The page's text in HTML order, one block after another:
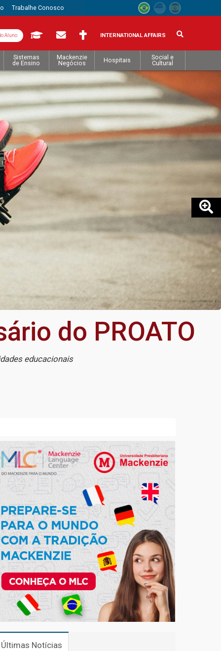
Trabalhe Conosco
Aluno INTERNATIONAL AFFAIRS
Sistemas
de Ensino
Mackenzie
Negócios
Hospitais
Social e
Cultural
do PROATO
educacionais
Últimas Notícias